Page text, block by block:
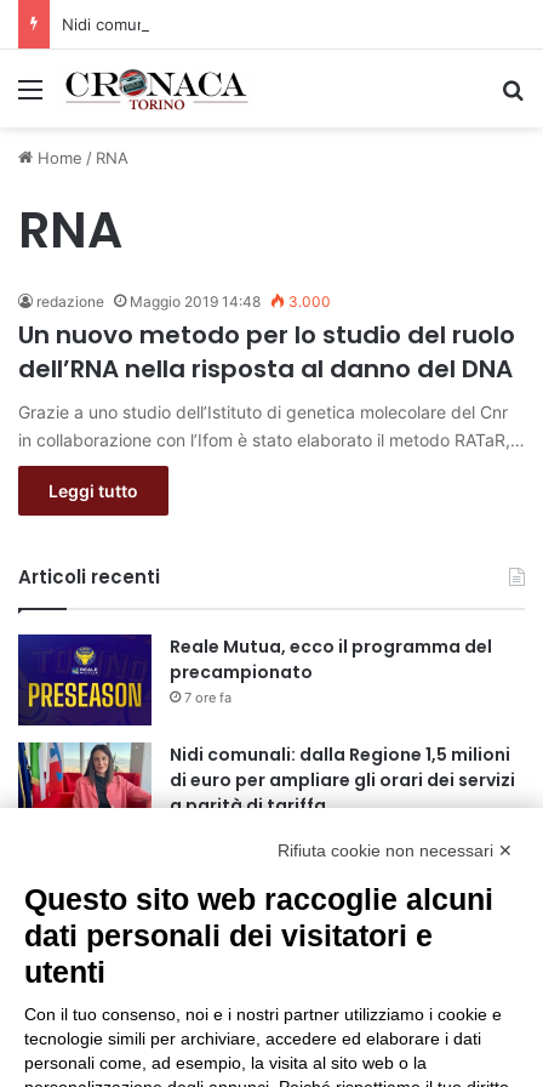
Menu
Home / RNA
RNA
redazione Maggio 2019 14:48 3.000
Un nuovo metodo per lo studio del ruolo
dell’RNA nella risposta al danno del DNA
Grazie a uno studio dell’Istituto di genetica molecolare del Cnr
in collaborazione con l’Ifom è stato elaborato il metodo RATaR,…
Leggi tutto
Articoli recenti
Reale Mutua, ecco il programma del
precampionato
7 ore fa
Nidi comunali: dalla Regione 1,5 milioni
di euro per ampliare gli orari dei servizi
a parità di tariffa
collegamenti verso la collina
11 ore fa
agosto apre la strada al Grande
Ferragosto
11 ore fa
Rifiuta cookie non necessari ✕
Questo sito web raccoglie alcuni
dati personali dei visitatori e
utenti
Con il tuo consenso, noi e i nostri partner utilizziamo i cookie e
tecnologie simili per archiviare, accedere ed elaborare i dati
personali come, ad esempio, la visita al sito web o la